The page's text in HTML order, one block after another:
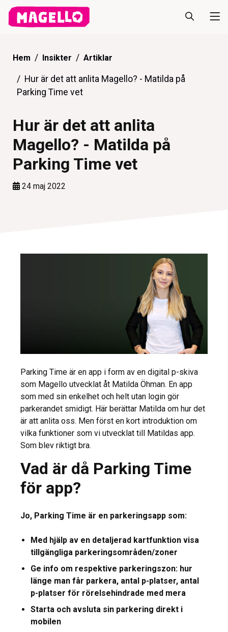
Hem Insikter Artiklar
Hur är det att anlita Magello? - Matilda på
Parking Time vet
Hur är det att anlita
Magello? - Matilda på
Parking Time vet
24 maj 2022
Parking Time är en app i form av en digital p-skiva
som Magello utvecklat åt Matilda Öhman. En app
som med sin enkelhet och helt utan login gör
parkerandet smidigt. Här berättar Matilda om hur det
är att anlita oss. Men först en kort introduktion om
vilka funktioner som vi utvecklat till Matildas app.
Som blev riktigt bra.
Vad är då Parking Time
för app?
Jo, Parking Time är en parkeringsapp som:
Med hjälp av en detaljerad kartfunktion visa
tillgängliga parkeringsområden/zoner
Ge info om respektive parkeringszon: hur
länge man får parkera, antal p-platser, antal
p-platser för rörelsehindrade med mera
Starta och avsluta sin parkering direkt i
mobilen